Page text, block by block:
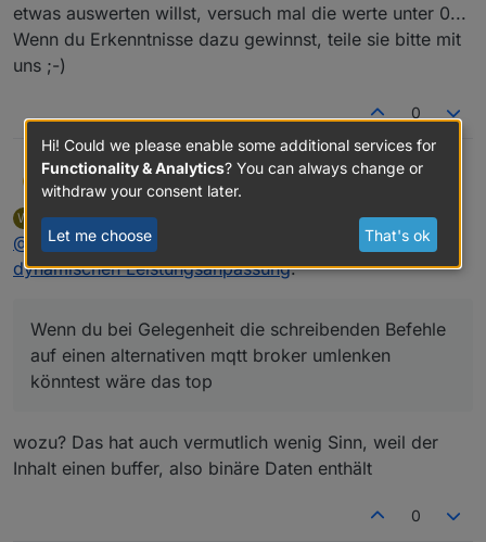
Welcher ist denn der "richtige"?
etwas auswerten willst, versuch mal die werte unter 0...
Wenn du Erkenntnisse dazu gewinnst, teile sie bitte mit
uns ;-)
0
giovanne waly_de said in ecoflow-connector-Script zur
dynamischen Leistungsanpassung
@giovanne
Gute idee ist noch nicht drin, mach
        CheckforReconnect(function () {
            SetBasePower(firstPsSn);
        CheckforReconnect(function () {
Super Danke. Damit kann ich schon mal spielen und
entsprechend meines tatsächlichen Zählerwertes :-)
Wenn du bei Gelegenheit die schreibenden Befehle
auf einen alternativen mqtt broker umlenken
könntest wäre das top ;-)
W
Offline
Waly_dewrote on
last edited by
@ giovannesagte in
ecoflow-connector-Script zur
dynamischen Leistungsanpassung:
Wenn du bei Gelegenheit die schreibenden Befehle
auf einen alternativen mqtt broker umlenken
könntest wäre das top
wozu? Das hat auch vermutlich wenig Sinn, weil der
Inhalt einen buffer, also binäre Daten enthält
0
Hi! Could we please enable some additional services for
Functionality & Analytics? You can always change or
withdraw your consent later.
Let me choose That's ok